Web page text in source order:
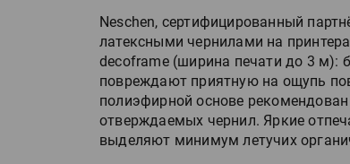
Neschen, сертифицированный
латексными чернилами на
decoframe (ширина печати до 3 м):
повреждают приятную на ощупь
полиэфирной основе
отверждаемых чернил. Яркие
выделяют минимум летучих
поставщиками и
решениями для
Kairos выпускает
смешения красок